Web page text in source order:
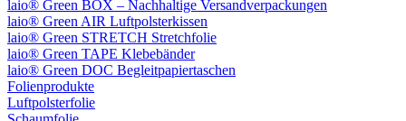
laio® Green BOX – Nachhaltige Versandverpackungen
laio® Green AIR Luftpolsterkissen
laio® Green STRETCH Stretchfolie
laio® Green TAPE Klebebänder
laio® Green DOC Begleitpapiertaschen
Folienprodukte
Luftpolsterfolie